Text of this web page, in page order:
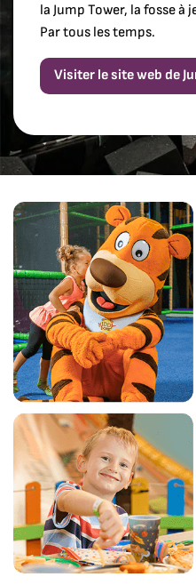
la Jump Tower, la fosse à
Par tous les temps.
Visiter le site web de